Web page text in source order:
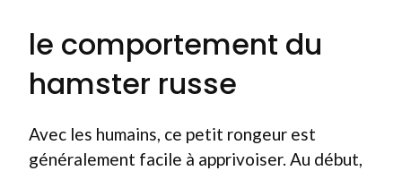
le comportement du
hamster russe
Avec les humains, ce petit rongeur est
généralement facile à apprivoiser. Au début,